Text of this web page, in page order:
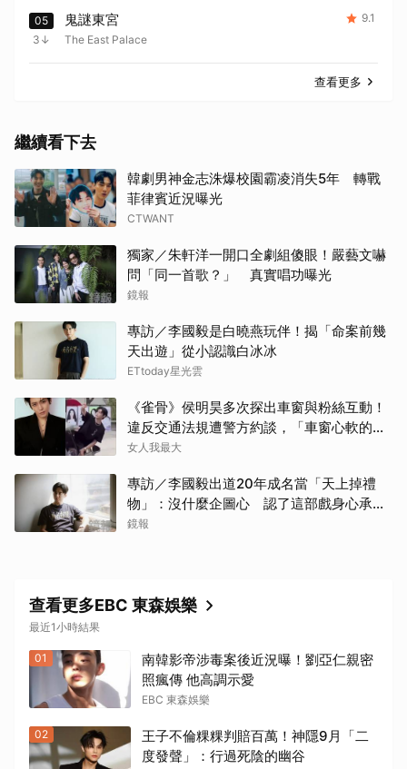
05
3
鬼謎東宮
The East Palace
9.1
查看更多
繼續看下去
韓劇男神金志洙爆校園霸凌消失5年 轉戰
菲律賓近況曝光
CTWANT
獨家／朱軒洋一開口全劇組傻眼！嚴藝文嚇
問「同一首歌？」 真實唱功曝光
鏡報
專訪／李國毅是白曉燕玩伴！揭「命案前幾
天出遊」從小認識白冰冰
ETtoday星光雲
《雀骨》侯明昊多次探出車窗與粉絲互動！
違反交通法規遭警方約談，「車窗心軟的
神」上熱搜
女人我最大
專訪／李國毅出道20年成名當「天上掉禮
物」：沒什麼企圖心 認了這部戲身心承受
壓力最大
鏡報
查看更多EBC 東森娛樂
最近1小時結果
01
南韓影帝涉毒案後近況曝！劉亞仁親密
照瘋傳 他高調示愛
EBC 東森娛樂
02
王子不倫粿粿判賠百萬！神隱9月「二
度發聲」：行過死陰的幽谷